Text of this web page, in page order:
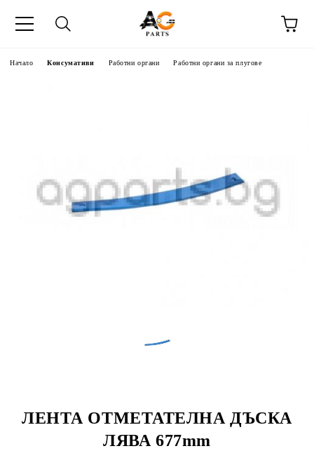
Начало Консумативи Работни органи Работни органи за плугове
ЛЕНТА ОТМЕТАТЕЛНА ДЪСКА
ЛЯВА 677mm